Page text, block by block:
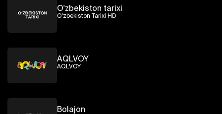
O'zbekiston tarixi
O'zbekiston Tarixi HD
AQLVOY
AQLVOY
Bolajon